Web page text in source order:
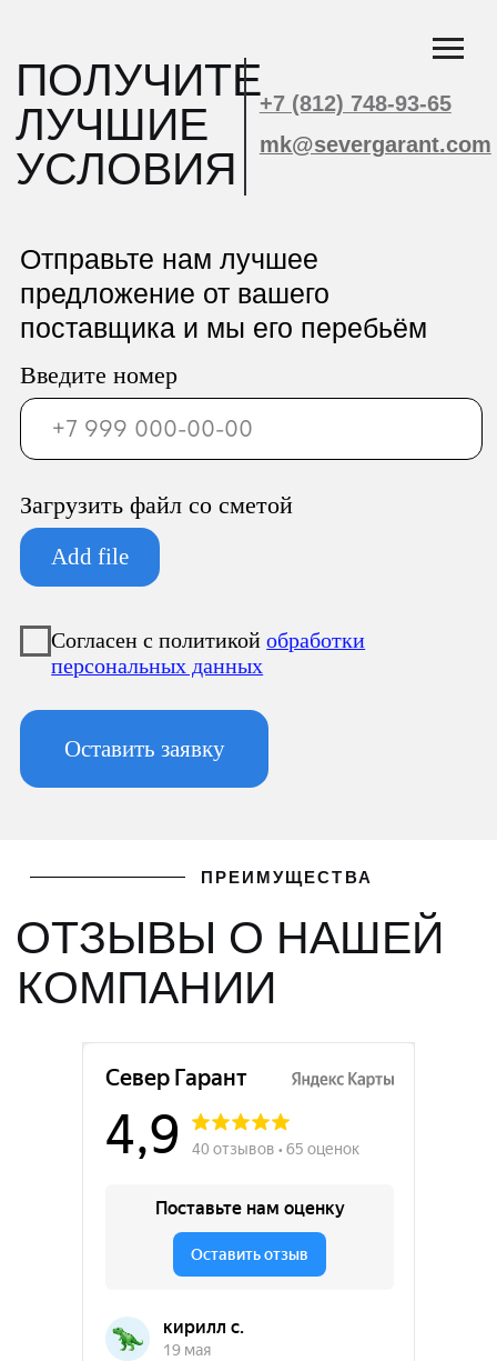
ПОЛУЧИТЕ
ЛУЧШИЕ
УСЛОВИЯ
+7 (812) 748-93-65
mk@severgarant.com
Отправьте нам лучшее
Введите номер
+7 999 000-00-00
Add file
Согласен с политикойобработки
Оставить заявку
ОТЗЫВЫ О НАШЕЙ
КОМПАНИИ